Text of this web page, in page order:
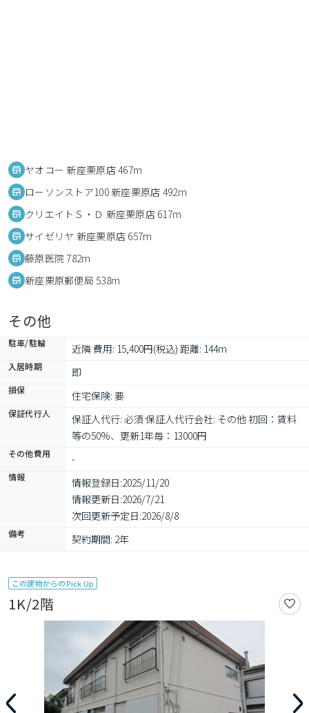
ヤオコー 新座栗原店 467m
ローソンストア100 新座栗原店 492m
クリエイトＳ・Ｄ 新座栗原店 617m
サイゼリヤ 新座栗原店 657m
藤原医院 782m
新座栗原郵便局 538m
その他
駐車/駐輪 近隣 費用: 15,400円(税込) 距離: 144m
入居時期 即
損保 住宅保険: 要
保証代行人
保証人代行: 必須 保証人代行会社: その他 初回：賃料
等の50%、更新1年毎：13000円
その他費用 -
情報 情報登録日:2025/11/20
情報更新日:2026/7/21
次回更新予定日:2026/8/8
備考 契約期間: 2年
この建物からのPick Up
1K/2階